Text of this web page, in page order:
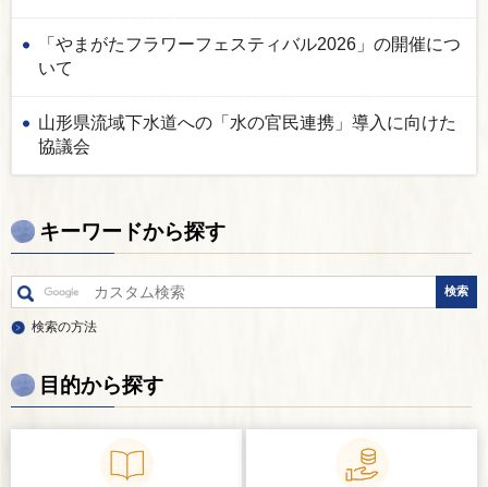
「やまがたフラワーフェスティバル2026」の開催につ
いて
山形県流域下水道への「水の官民連携」導入に向けた
協議会
キーワードから探す
検索の方法
目的から探す